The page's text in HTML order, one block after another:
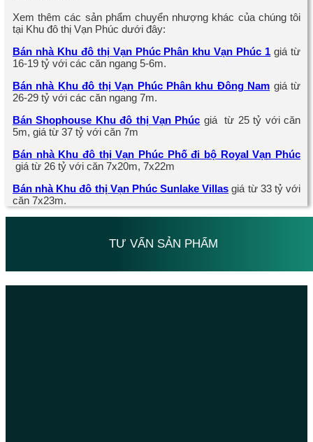
Xem thêm các sản phẩm chuyển nhượng khác của chúng tôi
tại Khu đô thị Vạn Phúc dưới đây:
Bán nhà Khu đô thị Vạn Phúc Phân khu Vạn Phúc 1 giá từ
16-19 tỷ với các căn ngang 5-6m.
Bán nhà Khu đô thị Vạn Phúc Phân khu Đông Nam giá từ
26-29 tỷ với các căn ngang 7m.
Bán Shophouse Khu đô thị Vạn Phúc giá từ 25 tỷ với căn
5m, giá từ 37 tỷ với căn 7m
Bán nhà Khu đô thị Vạn Phúc Phố đi bộ Royal Vạn Phúc
giá từ 26 tỷ với căn 7x20m, 7x22m
Bán nhà Khu đô thị Vạn Phúc Sunlake Villas giá từ 33 tỷ với
căn 7x23m.
TƯ VẤN SẢN PHẨM